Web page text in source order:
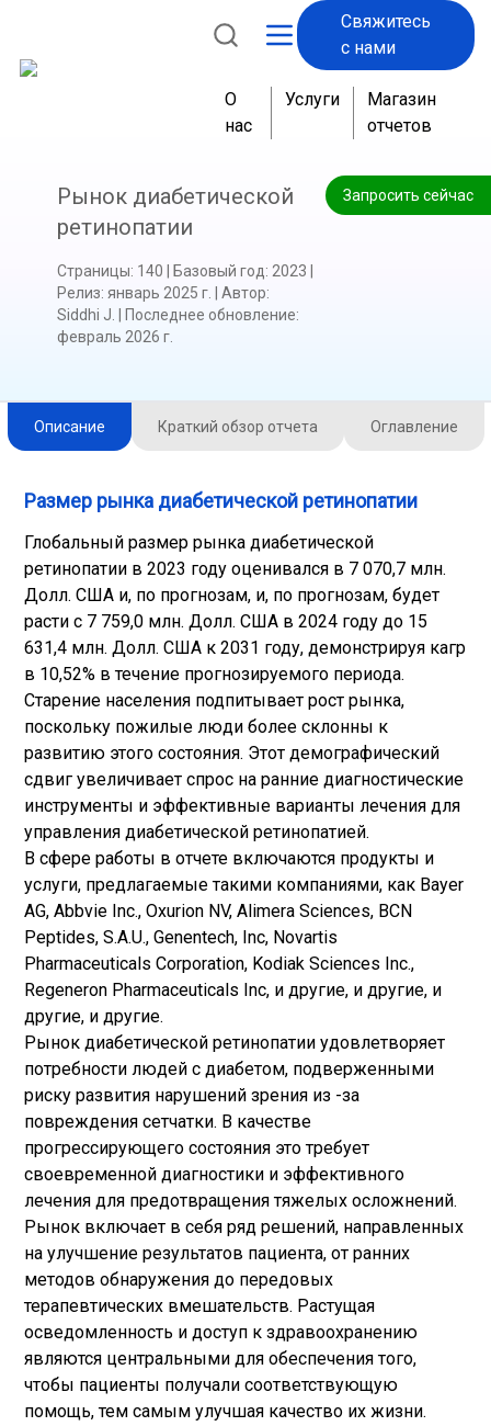
Свяжитесь
с нами
О
нас
Услуги
Магазин
отчетов
Запросить сейчас
Рынок диабетической
ретинопатии
Страницы: 140 Базовый год: 2023
Релиз: январь 2025 г. Автор:
Siddhi J.
Последнее обновление:
февраль 2026 г.
Описание Краткий обзор отчета Оглавление
Размер рынка диабетической ретинопатии
Глобальный размер рынка диабетической
ретинопатии в 2023 году оценивался в 7 070,7 млн.
Долл. США и, по прогнозам, и, по прогнозам, будет
расти с 7 759,0 млн. Долл. США в 2024 году до 15
631,4 млн. Долл. США к 2031 году, демонстрируя кагр
в 10,52% в течение прогнозируемого периода.
Старение населения подпитывает рост рынка,
поскольку пожилые люди более склонны к
развитию этого состояния. Этот демографический
сдвиг увеличивает спрос на ранние диагностические
инструменты и эффективные варианты лечения для
управления диабетической ретинопатией.
В сфере работы в отчете включаются продукты и
услуги, предлагаемые такими компаниями, как Bayer
AG, Abbvie Inc., Oxurion NV, Alimera Sciences, BCN
Peptides, S.A.U., Genentech, Inc, Novartis
Pharmaceuticals Corporation, Kodiak Sciences Inc.,
Regeneron Pharmaceuticals Inc, и другие, и другие, и
другие, и другие.
Рынок диабетической ретинопатии удовлетворяет
потребности людей с диабетом, подверженными
риску развития нарушений зрения из -за
повреждения сетчатки. В качестве
прогрессирующего состояния это требует
своевременной диагностики и эффективного
лечения для предотвращения тяжелых осложнений.
Рынок включает в себя ряд решений, направленных
на улучшение результатов пациента, от ранних
методов обнаружения до передовых
терапевтических вмешательств. Растущая
осведомленность и доступ к здравоохранению
являются центральными для обеспечения того,
чтобы пациенты получали соответствующую
помощь, тем самым улучшая качество их жизни.